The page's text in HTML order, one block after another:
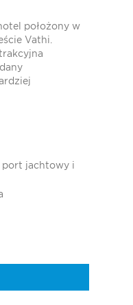
położony w
Vathi.
port jachtowy i